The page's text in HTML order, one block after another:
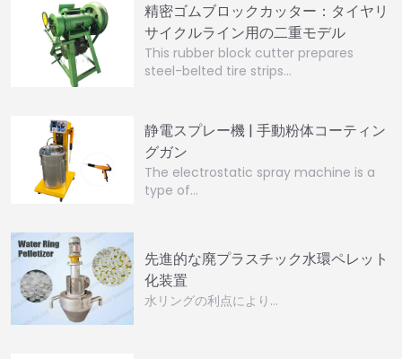
精密ゴムブロックカッター：タイヤリ
サイクルライン用の二重モデル
This rubber block cutter prepares
steel-belted tire strips…
静電スプレー機 | 手動粉体コーティン
グガン
The electrostatic spray machine is a
type of…
先進的な廃プラスチック水環ペレット
化装置
水リングの利点により…